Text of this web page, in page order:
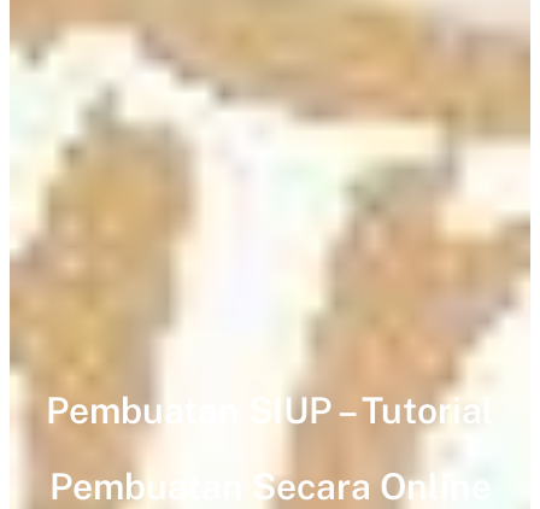
Pembuatan SIUP – Tutorial
Pembuatan Secara Online